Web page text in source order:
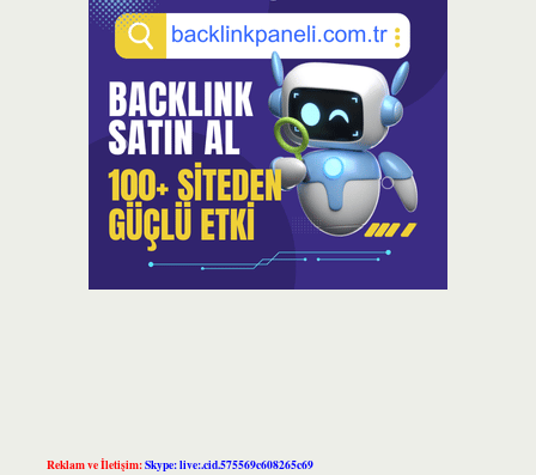
Reklam ve İletişim:Skype: live:.cid.575569c608265c69